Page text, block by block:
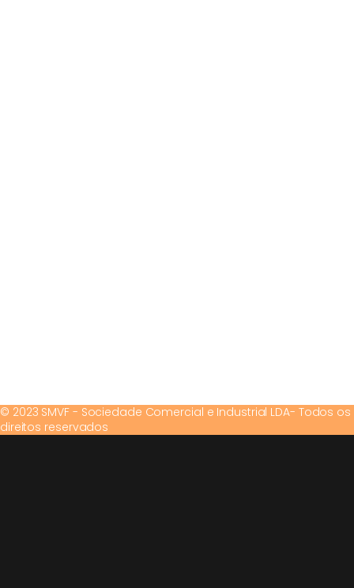
© 2023 SMVF - Sociedade Comercial e Industrial LDA- Todos os
direitos reservados